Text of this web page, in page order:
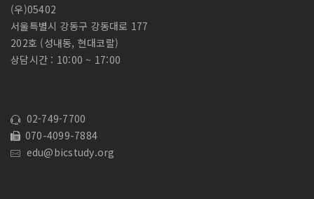
(우)05402
서울특별시 강동구 강동대로 177
202호 (성내동, 현대코랄)
상담시간 : 10:00 ~ 17:00
02-749-7700
070-4099-7884
edu@bicstudy.org